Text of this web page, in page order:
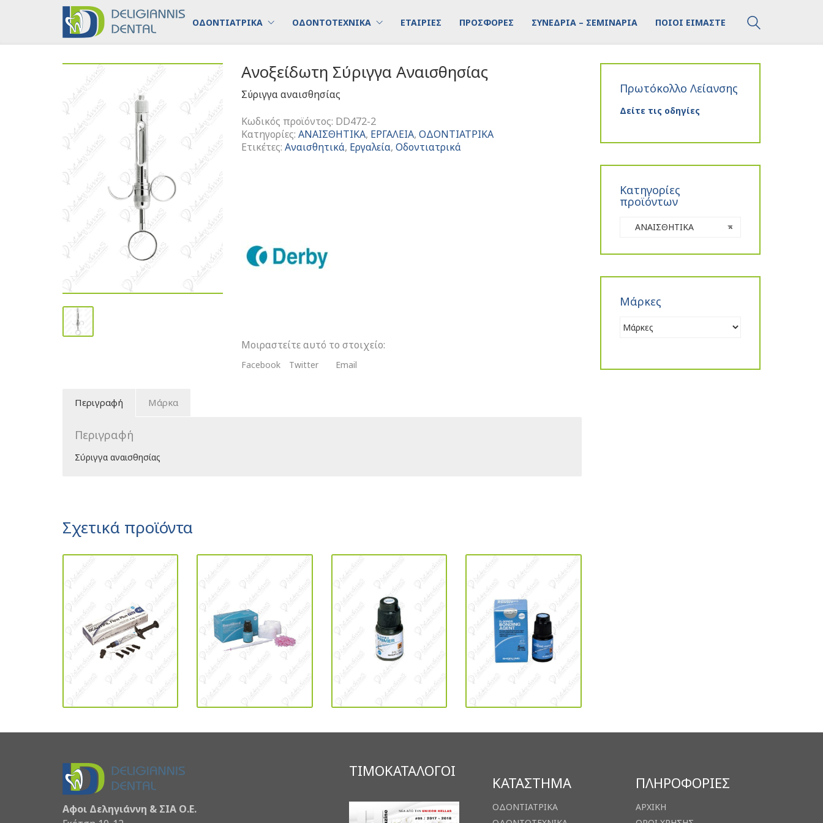
ΟΔΟΝΤΙΑΤΡΙΚΑ ΟΔΟΝΤΟΤΕΧΝΙΚΑ ΕΤΑΙΡΙΕΣ ΠΡΟΣΦΟΡΕΣ ΣΥΝΕΔΡΙΑ – ΣΕΜΙΝΑΡΙΑ ΠΟΙΟΙ ΕΙΜΑΣΤΕ
Ανοξείδωτη Σύριγγα Αναισθησίας
Σύριγγα αναισθησίας
Κωδικός προϊόντος: DD472-2
Κατηγορίες:ΑΝΑΙΣΘΗΤΙΚΑ, ΕΡΓΑΛΕΙΑ,ΟΔΟΝΤΙΑΤΡΙΚΑ
Ετικέτες:Αναισθητικά, Εργαλεία,Οδοντιατρικά
Μοιραστείτε αυτό το στοιχείο:
Facebook Twitter Email
Περιγραφή Μάρκα
Περιγραφή
Σύριγγα αναισθησίας
Σχετικά προϊόντα
Πρωτόκολλο Λείανσης
Δείτε τις οδηγίες
Κατηγορίες
προϊόντων
×
ΑΝΑΙΣΘΗΤΙΚΑ
Μάρκες
Αφοι Δεληγιάννη & ΣΙΑ Ο.Ε.
ΤΙΜΟΚΑΤΑΛΟΓΟΙ
ΚΑΤΑΣΤΗΜΑ
ΟΔΟΝΤΙΑΤΡΙΚΑ
ΠΛΗΡΟΦΟΡΙΕΣ
ΑΡΧΙΚΗ